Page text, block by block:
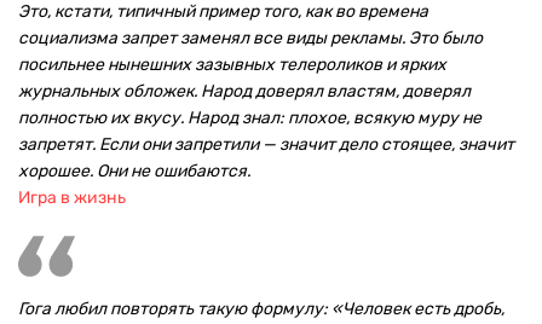
Это, кстати, типичный пример того, как во времена
социализма запрет заменял все виды рекламы. Это было
посильнее нынешних зазывных телероликов и ярких
журнальных обложек. Народ доверял властям, доверял
полностью их вкусу. Народ знал: плохое, всякую муру не
запретят. Если они запретили — значит дело стоящее, значит
хорошее. Они не ошибаются.
Игра в жизнь
Гога любил повторять такую формулу: «Человек есть дробь,